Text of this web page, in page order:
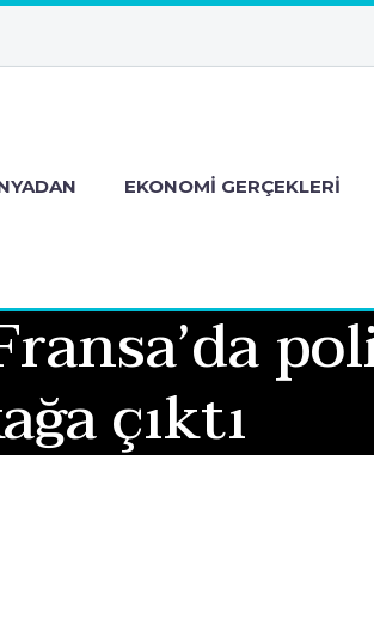
EKONOMI GERÇEKLERI
çıktı